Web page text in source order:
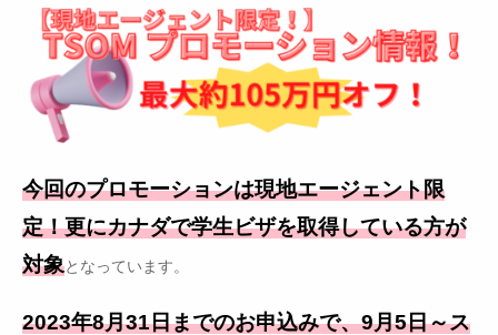
今回のプロモーションは現地エージェント限
定！更にカナダで学生ビザを取得している方が
対象となっています。
2023年8月31日までのお申込みで、9月5日～ス